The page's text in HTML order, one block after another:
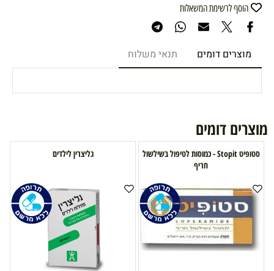
הוסף לרשימת המשאלות
מוצרים דומים תנאי משלוח
מוצרים דומים
סטופיט Stopit - כמוסות לטיפול בשילשול
חריף
גליצרין לילדים